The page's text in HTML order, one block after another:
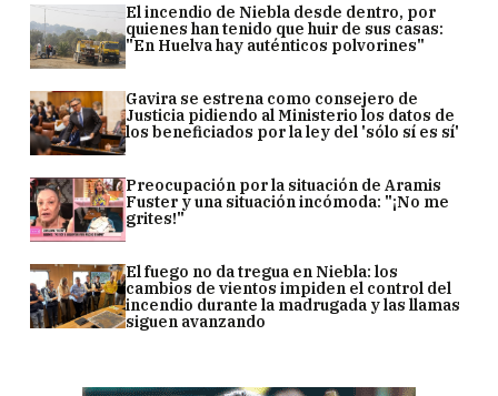
El incendio de Niebla desde dentro, por
quienes han tenido que huir de sus casas:
"En Huelva hay auténticos polvorines"
Gavira se estrena como consejero de
Justicia pidiendo al Ministerio los datos de
los beneficiados por la ley del 'sólo sí es sí'
Preocupación por la situación de Aramis
Fuster y una situación incómoda: "¡No me
grites!"
El fuego no da tregua en Niebla: los
cambios de vientos impiden el control del
incendio durante la madrugada y las llamas
siguen avanzando